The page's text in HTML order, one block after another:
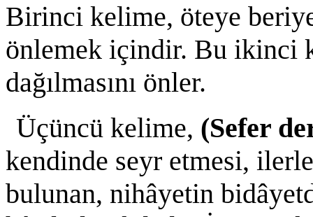
Birinci kelime, öteye
önlemek içindir. Bu ikinci
dağılmasını önler.
Üçüncü kelime, (Sefer
kendinde seyr etmesi,
bulunan, nihâyetin